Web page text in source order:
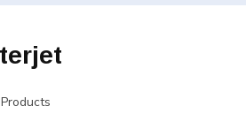
Products